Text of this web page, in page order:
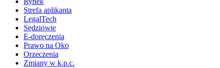
Strefa aplikanta
LegalTech
Sędziowie
E-doręczenia
Prawo na Oko
Orzeczenia
Zmiany w k.p.c.